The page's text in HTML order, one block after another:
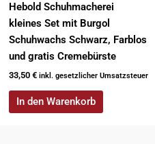
Hebold Schuhmacherei
kleines Set mit Burgol
Schuhwachs Schwarz, Farblos
und gratis Cremebürste
33,50 € inkl. gesetzlicher Umsatzsteuer
In den Warenkorb